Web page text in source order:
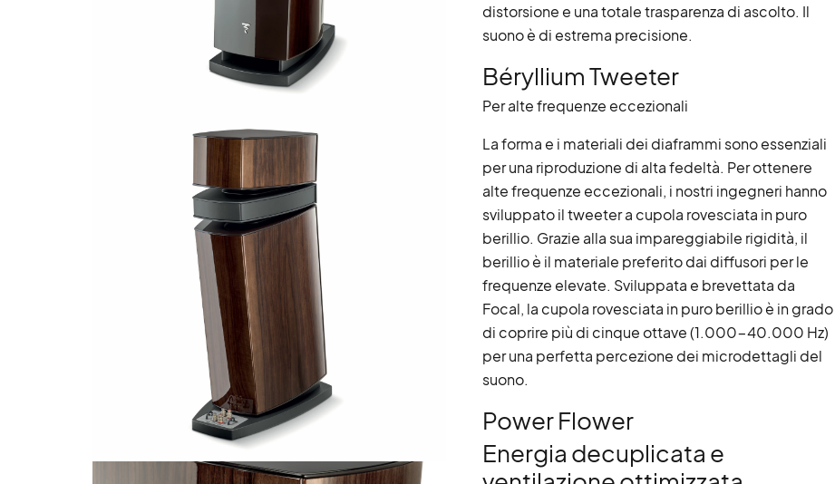
distorsione e una totale trasparenza di ascolto. Il
suono è di estrema precisione.
Béryllium Tweeter
Per alte frequenze eccezionali
La forma e i materiali dei diaframmi sono essenziali
per una riproduzione di alta fedeltà. Per ottenere
alte frequenze eccezionali, i nostri ingegneri hanno
sviluppato il tweeter a cupola rovesciata in puro
berillio. Grazie alla sua impareggiabile rigidità, il
berillio è il materiale preferito dai diffusori per le
frequenze elevate. Sviluppata e brevettata da
Focal, la cupola rovesciata in puro berillio è in grado
di coprire più di cinque ottave (1.000-40.000 Hz)
per una perfetta percezione dei microdettagli del
suono.
Power Flower
Energia decuplicata e